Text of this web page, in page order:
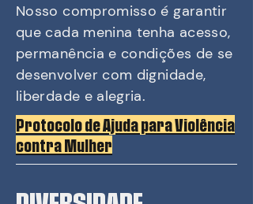
Nosso compromisso é garantir
que cada menina tenha acesso,
permanência e condições de se
desenvolver com dignidade,
liberdade e alegria.
Protocolo de Ajuda para Violência
contra Mulher​